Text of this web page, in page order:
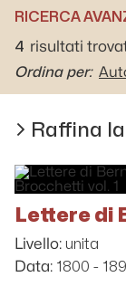
RICERCA
4 risultati
Ordina per:
Raffina
Lettere di
Livello: unita
Data: 1800 -